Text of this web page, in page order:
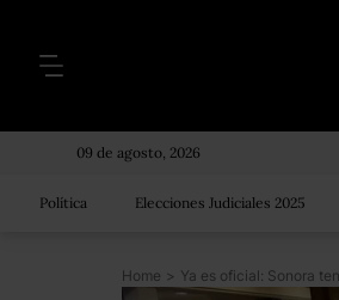
09 de agosto, 2026
Política Elecciones Judiciales 2025
Home >